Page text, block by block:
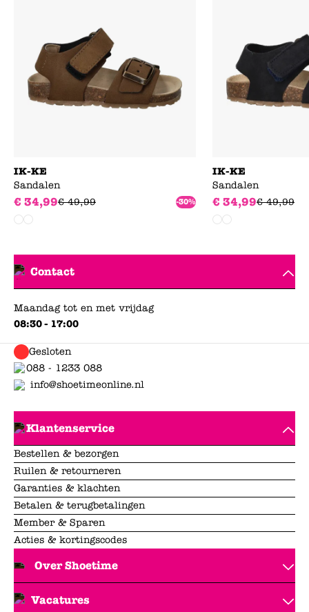
IK-KE
Sandalen
€ 34,99€ 49,99 -30%
IK-KE
Sandalen
€ 34,99€ 49,99
Contact
Maandag tot en met vrijdag
08:30 - 17:00
Gesloten
088 - 1233 088
info@shoetimeonline.nl
Klantenservice
Bestellen & bezorgen
Ruilen & retourneren
Garanties & klachten
Betalen & terugbetalingen
Member & Sparen
Acties & kortingscodes
Over Shoetime
Vacatures